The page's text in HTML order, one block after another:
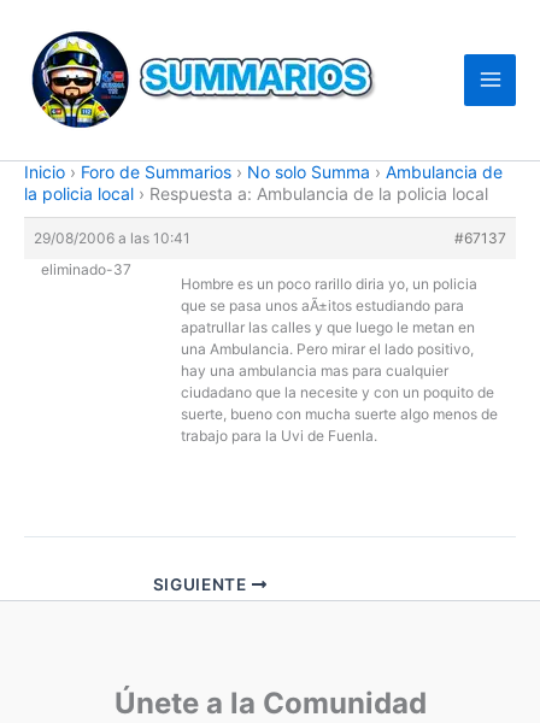
contenido
Inicio › Foro de Summarios › No solo Summa › Ambulancia de
la policia local › Respuesta a: Ambulancia de la policia local
29/08/2006 a las 10:41
#67137
eliminado-37
Hombre es un poco rarillo diria yo, un policia
que se pasa unos aÃ±itos estudiando para
apatrullar las calles y que luego le metan en
una Ambulancia. Pero mirar el lado positivo,
hay una ambulancia mas para cualquier
ciudadano que la necesite y con un poquito de
suerte, bueno con mucha suerte algo menos de
trabajo para la Uvi de Fuenla.
SIGUIENTE
Únete a la Comunidad